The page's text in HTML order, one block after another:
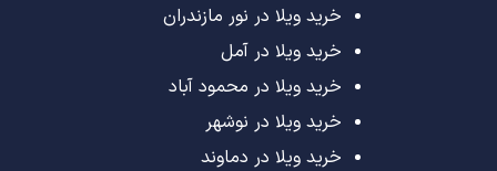
خرید ویلا در نور مازندران
خرید ویلا در آمل
خرید ویلا در محمود آباد
خرید ویلا در نوشهر
خرید ویلا در دماوند